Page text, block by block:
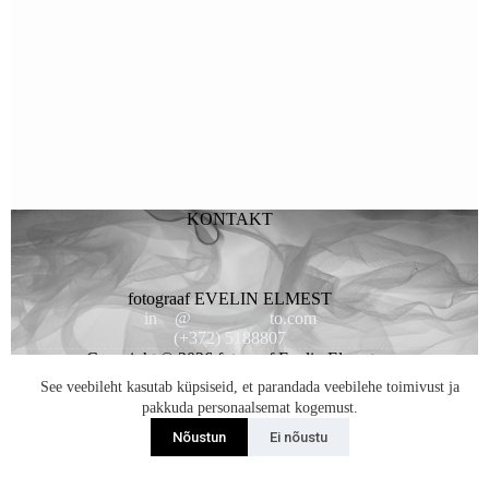
See veebileht kasutab küpsiseid, et parandada veebilehe toimivust ja
pakkuda personaalsemat kogemust.
Nõustun
Ei nõustu
KONTAKT
fotograaf EVELIN ELMEST
in** @********* to.com
(+372) 5188807
Copyright © 2026 fotogaaf Evelin Elmest